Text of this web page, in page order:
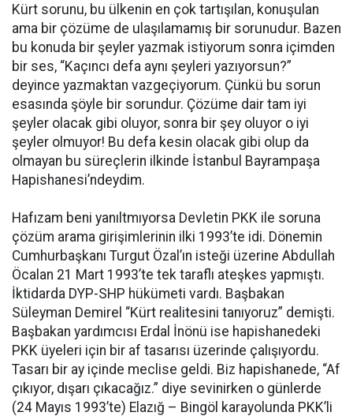
Kürt sorunu, bu ülkenin en çok tartışılan, konuşulan
ama bir çözüme de ulaşılamamış bir sorunudur. Bazen
bu konuda bir şeyler yazmak istiyorum sonra içimden
bir ses, “Kaçıncı defa aynı şeyleri yazıyorsun?”
deyince yazmaktan vazgeçiyorum. Çünkü bu sorun
esasında şöyle bir sorundur. Çözüme dair tam iyi
şeyler olacak gibi oluyor, sonra bir şey oluyor o iyi
şeyler olmuyor! Bu defa kesin olacak gibi olup da
olmayan bu süreçlerin ilkinde İstanbul Bayrampaşa
Hapishanesi’ndeydim.
Hafızam beni yanıltmıyorsa Devletin PKK ile soruna
çözüm arama girişimlerinin ilki 1993’te idi. Dönemin
Cumhurbaşkanı Turgut Özal’ın isteği üzerine Abdullah
Öcalan 21 Mart 1993’te tek taraflı ateşkes yapmıştı.
İktidarda DYP-SHP hükümeti vardı. Başbakan
Süleyman Demirel “Kürt realitesini tanıyoruz” demişti.
Başbakan yardımcısı Erdal İnönü ise hapishanedeki
PKK üyeleri için bir af tasarısı üzerinde çalışıyordu.
Tasarı bir ay içinde meclise geldi. Biz hapishanede, “Af
çıkıyor, dışarı çıkacağız.” diye sevinirken o günlerde
(24 Mayıs 1993’te) Elazığ – Bingöl karayolunda PKK’li